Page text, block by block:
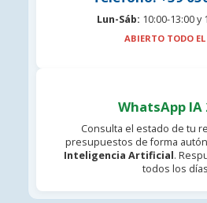
Lun-Sáb: 10:00-13:00 y
ABIERTO TODO
WhatsApp IA
Consulta el estado de tu
presupuestos de forma
Inteligencia Artificial.
todos los